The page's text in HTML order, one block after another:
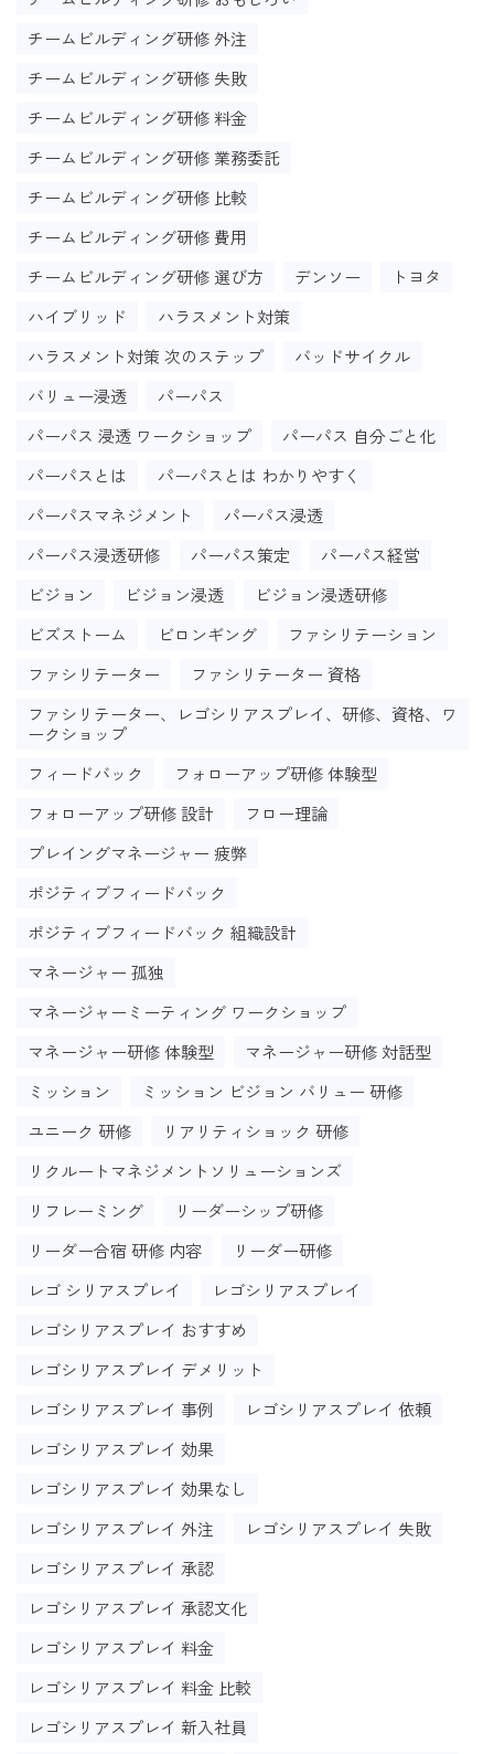
チームビルディング研修 外注
チームビルディング研修 失敗
チームビルディング研修 料金
チームビルディング研修 業務委託
チームビルディング研修 比較
チームビルディング研修 費用
チームビルディング研修 選び方
デンソー
トヨタ
ハイブリッド
ハラスメント対策
ハラスメント対策 次のステップ
バッドサイクル
バリュー浸透
パーパス
パーパス 浸透 ワークショップ
パーパス 自分ごと化
パーパスとは
パーパスとは わかりやすく
パーパスマネジメント
パーパス浸透
パーパス浸透研修
パーパス策定
パーパス経営
ビジョン
ビジョン浸透
ビジョン浸透研修
ビズストーム
ビロンギング
ファシリテーション
ファシリテーター
ファシリテーター 資格
ファシリテーター、レゴシリアスプレイ、研修、資格、ワ
ークショップ
フィードバック
フォローアップ研修 体験型
フォローアップ研修 設計
フロー理論
プレイングマネージャー 疲弊
ポジティブフィードバック
ポジティブフィードバック 組織設計
マネージャー 孤独
マネージャーミーティング ワークショップ
マネージャー研修 体験型
マネージャー研修 対話型
ミッション
ミッション ビジョン バリュー 研修
ユニーク 研修
リアリティショック 研修
リクルートマネジメントソリューションズ
リフレーミング
リーダーシップ研修
リーダー合宿 研修 内容
リーダー研修
レゴ シリアスプレイ
レゴシリアスプレイ
レゴシリアスプレイ おすすめ
レゴシリアスプレイ デメリット
レゴシリアスプレイ 事例
レゴシリアスプレイ 依頼
レゴシリアスプレイ 効果
レゴシリアスプレイ 効果なし
レゴシリアスプレイ 外注
レゴシリアスプレイ 失敗
レゴシリアスプレイ 承認
レゴシリアスプレイ 承認文化
レゴシリアスプレイ 料金
レゴシリアスプレイ 料金 比較
レゴシリアスプレイ 新入社員